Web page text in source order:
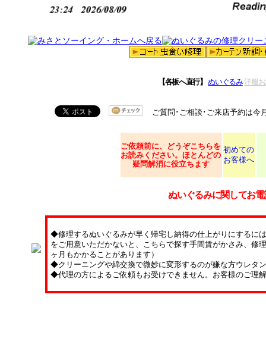
【各板へ直行】 ぬいぐるみ 洋服
ご質問･ご相談･ご来店予約は今
ご依頼前に、どうぞこちらを
お読みください。ほとんどの
疑問解消に役立ちます
初めての
お客様へ
ぬいぐるみに関してお
◆修理するぬいぐるみが早く帰宅し納得の仕上がりにするに
をご用意いただかないと、こちらで探す手間賃がかさみ、修
ヶ月もかかることがあります）
◆クリーニングや綿交換で微妙に変形するのが嫌な方ウレタ
◆代理の方によるご依頼もお受けできません。お客様のご理